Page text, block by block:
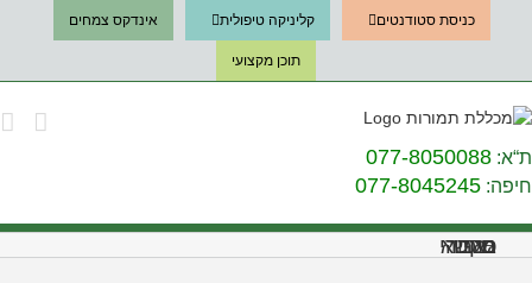
כניסת סטודנטים קליניקה טיפולית אינדקס צמחים
תוכן מקצועי
ת“א: 077-8050088
חיפה: 077-8045245
סיפורי מקרה בנושא – כאבי גב